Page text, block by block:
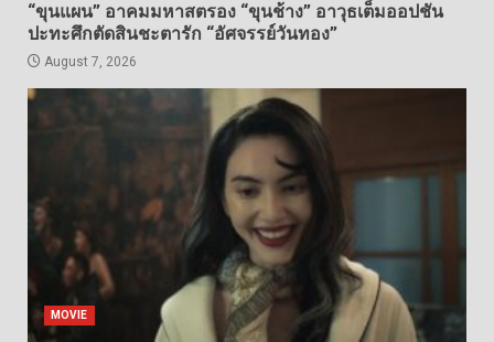
“ขุนแผน” อาคมมหาสตรอง “ขุนช้าง” อาวุธเต็มออปชัน
ปะทะศึกตัดสินชะตารัก “อัศจรรย์วันทอง”
August 7, 2026
MOVIE